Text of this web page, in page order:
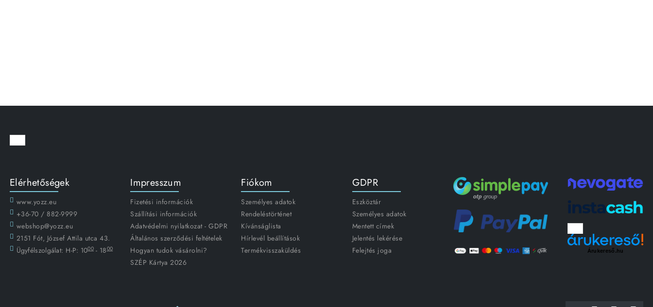
Elérhetőségek
www.yozz.eu
+36-70 / 882-9999
webshop@yozz.eu
2151 Fót, József Attila utca 43.
Ügyfélszolgálat: H-P: 1000 - 1800
Impresszum
Fizetési információk
Szállítási információk
Adatvédelmi nyilatkozat - GDPR
Általános szerződési feltételek
Hogyan tudok vásárolni?
SZÉP Kártya 2026
Fiókom
Személyes adatok
Rendeléstörténet
Kívánságlista
Hírlevél beállítások
Termékvisszaküldés
GDPR
Eszköztár
Személyes adatok
Mentett címek
Jelentés lekérése
Felejtés joga
Árukereső.hu